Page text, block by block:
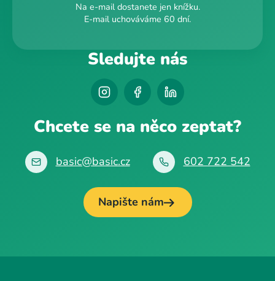
Na e-mail dostanete jen knížku.
E-mail uchováváme 60 dní.
Sledujte nás
Chcete se na něco zeptat?
basic@basic.cz 602 722 542
Napište nám